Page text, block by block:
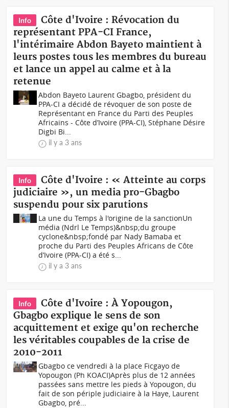
Info
Côte d'Ivoire : Révocation du
représentant PPA-CI France,
l'intérimaire Abdon Bayeto maintient à
leurs postes tous les membres du bureau
et lance un appel au calme et à la
retenue
Abdon Bayeto Laurent Gbagbo, président du
PPA-CI a décidé de révoquer de son poste de
Représentant en France du Parti des Peuples
Africains - Côte d’Ivoire (PPA-CI), Stéphane Désire
Digbi Bi...
il y a 3 ans
Info
Côte d'Ivoire : « Atteinte au corps
judiciaire », un media pro-Gbagbo
suspendu pour six parutions
La une du Temps à l'origine de la sanctionUn
média (Ndrl Le Temps)&nbsp;du groupe
cyclone&nbsp;fondé par Nady Bamaba et
proche du Parti des Peuples Africans de Côte
d’Ivoire (PPA-CI) a été s...
il y a 3 ans
Info
Côte d'Ivoire : À Yopougon,
Gbagbo explique le sens de son
acquittement et exige qu'on recherche
les véritables coupables de la crise de
2010-2011
Gbagbo ce vendredi à la place Ficgayo de
Yopougon (Ph KOACI)Après plus de 12 années
passées sans mettre les pieds à Yopougon, du
fait de son périple judiciaire à la Haye, Laurent
Gbagbo, pré...